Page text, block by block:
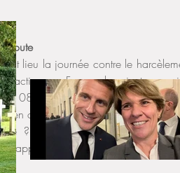
lieu la journée contre le
actives en France devraient
08, nos élèves ne peuvent pas
en ce sens avec les différentes
? Ne serait-il pas
ou toute autre plateforme